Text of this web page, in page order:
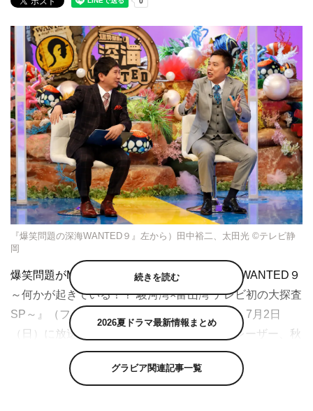
『爆笑問題の深海WANTED９』左から）田中裕二、太田光 ©テレビ静
岡
爆笑問題がMCを務める特番『爆笑問題の深海WANTED９
～何かが起きている！？ 駿河湾×富山湾 テレビ初の大探査
SP～』（フジテレビ系 午後4時05分～）が、7月2日
（日）に放送。スタジオゲストに照英、カズレーザー、秋
元真夏を迎え、令和のお魚王子こと鈴木香里武が解説を担
続きを読む
2026夏ドラマ最新情報まとめ
グラビア関連記事一覧